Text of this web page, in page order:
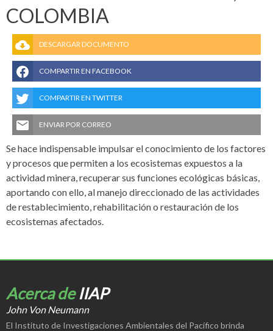
COLOMBIA
DESCARGAR DOCUMENTO
COMPARTIR EN FACEBOOK
COMPARTIR EN TWITTER
ENVIAR POR CORREO
Se hace indispensable impulsar el conocimiento de los factores
y procesos que permiten a los ecosistemas expuestos a la
actividad minera, recuperar sus funciones ecológicas básicas,
aportando con ello, al manejo direccionado de las actividades
de restablecimiento, rehabilitación o restauración de los
ecosistemas afectados.
Acerca deIIAP
John Von Neumann
El Instituto de Investigaciones Ambientales del Pacífico brinda